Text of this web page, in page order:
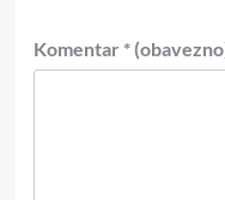
Komentar *